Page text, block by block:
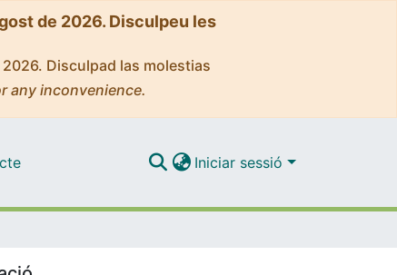
de 2026. Disculpeu les
Disculpad las molestias
any inconvenience.
Iniciar sessió